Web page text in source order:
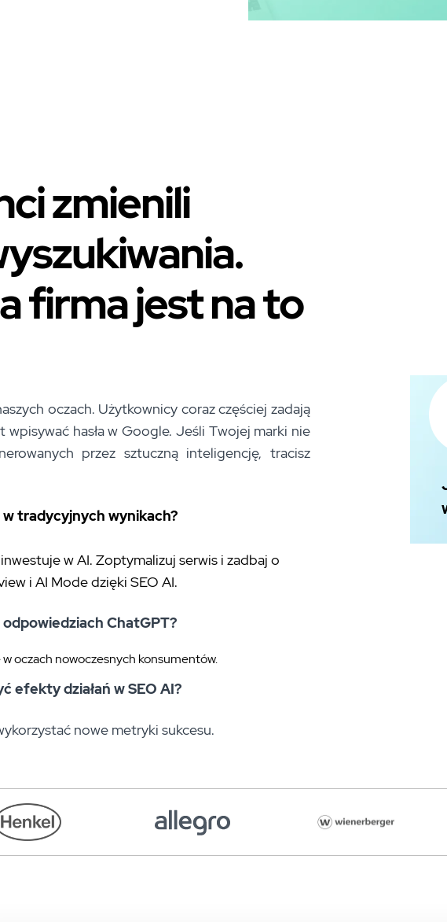
zmienili
firma jest na to
oczach. Użytkownicy coraz częściej zadają
hasła w Google. Jeśli Twojej marki nie
przez sztuczną inteligencję, tracisz
tradycyjnych wynikach?
w AI. Zoptymalizuj serwis i zadbaj o
i AI Mode dzięki SEO AI.
ChatGPT?
oczach nowoczesnych konsumentów.
efekty działań w SEO AI?
nowe metryki sukcesu.